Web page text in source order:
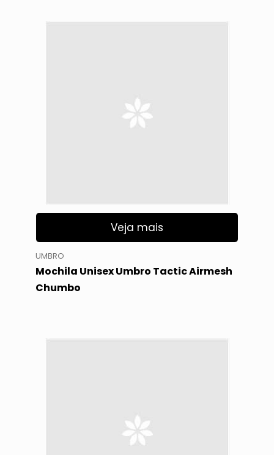
Veja mais
UMBRO
Mochila Unisex Umbro Tactic Airmesh
Chumbo